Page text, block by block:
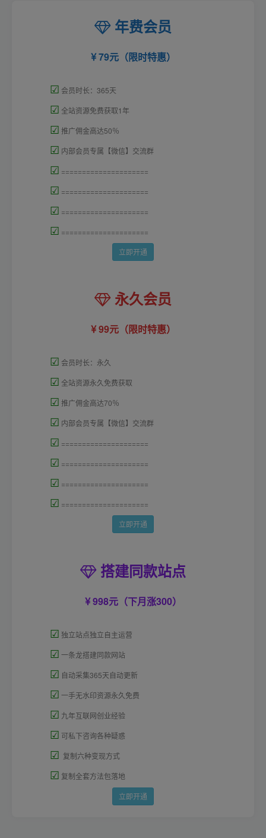
年费会员
79元（限时特惠）
☑ 会员时长：365天
☑ 全站资源免费获取1年
☑ 推广佣金高达50％
☑ 内部会员专属【微信】交流群
☑ =====================
☑ =====================
☑ =====================
☑ =====================
立即开通
永久会员
99元（限时特惠）
☑ 会员时长：永久
☑ 全站资源永久免费获取
☑ 推广佣金高达70％
☑ 内部会员专属【微信】交流群
☑ =====================
☑ =====================
☑ =====================
☑ =====================
立即开通
搭建同款站点
998元（下月涨300）
☑ 独立站点独立自主运营
☑ 一条龙搭建同款网站
☑ 自动采集365天自动更新
☑ 一手无水印资源永久免费
☑ 九年互联网创业经验
☑ 可私下咨询各种疑惑
☑ 复制六种变现方式
☑ 复制全套方法包落地
立即开通